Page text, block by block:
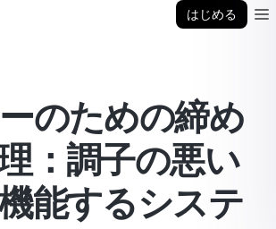
はじめる
のための締め
：調子の悪い
能するシステ